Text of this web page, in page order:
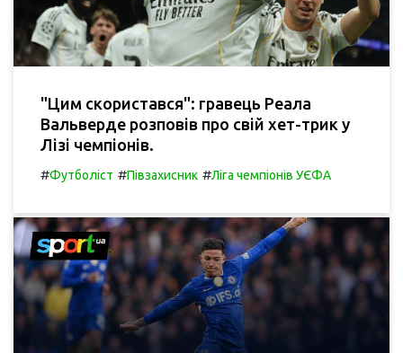
"Цим скористався": гравець Реала
Вальверде розповів про свій хет-трик у
Лізі чемпіонів.
#Футболіст #Півзахисник #Ліга чемпіонів УЄФА